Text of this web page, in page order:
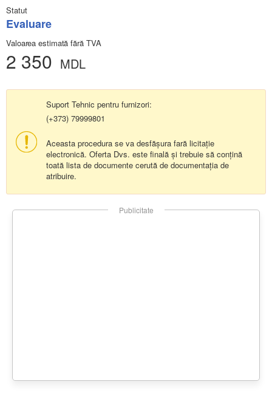
Statut
Evaluare
Valoarea estimată fără TVA
2 350 MDL
Suport Tehnic pentru furnizori:
(+373) 79999801
Aceasta procedura se va desfășura fară licitație
electronică. Oferta Dvs. este finală și trebuie să conțină
toată lista de documente cerută de documentația de
atribuire.
Publicitate